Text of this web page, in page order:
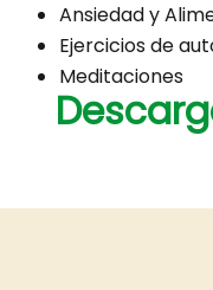
Ansiedad y
Ejercicios de
Meditaciones